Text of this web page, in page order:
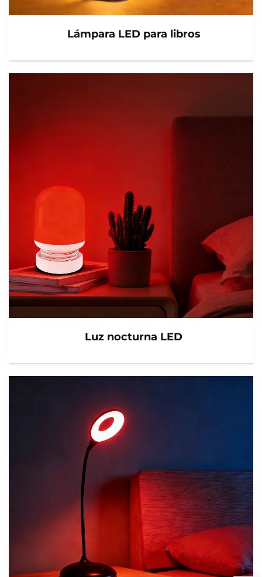
Lámpara LED para libros
Luz nocturna LED